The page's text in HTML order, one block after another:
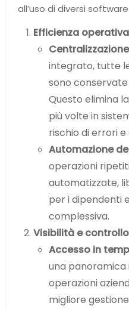
all’uso di diversi
Efficienza operativa
integrato, tutte
sono
Questo elimina
più volte in
rischio di errori e
Automazione
operazioni
automatizzate,
per i dipendenti
complessiva.
Visibilità e controllo
Accesso in
una
operazioni
migliore